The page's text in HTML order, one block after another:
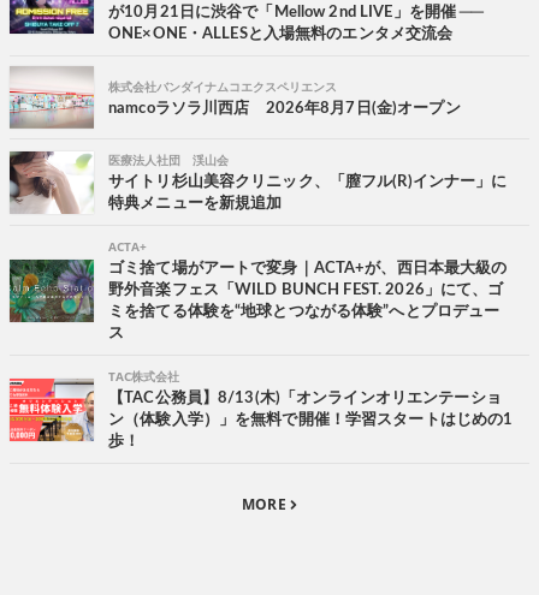
が10月21日に渋谷で「Mellow 2nd LIVE」を開催 ──
ONE×ONE・ALLESと入場無料のエンタメ交流会
株式会社バンダイナムコエクスペリエンス
namcoラソラ川西店 2026年8月7日(金)オープン
医療法人社団 渓山会
サイトリ杉山美容クリニック、「膣フル(R)インナー」に
特典メニューを新規追加
ACTA+
ゴミ捨て場がアートで変身｜ACTA+が、西日本最大級の
野外音楽フェス「WILD BUNCH FEST. 2026」にて、ゴ
ミを捨てる体験を“地球とつながる体験”へとプロデュー
ス
TAC株式会社
【TAC公務員】8/13(木)「オンラインオリエンテーショ
ン（体験入学）」を無料で開催！学習スタートはじめの1
歩！
MORE